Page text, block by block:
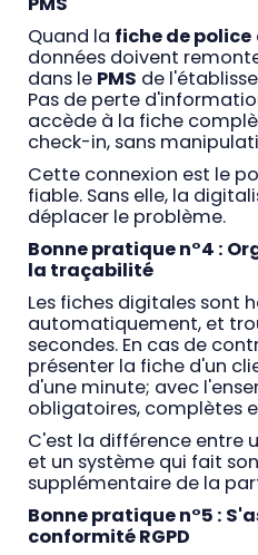
Quand la fiche de police
données doivent
dans le PMS de
Pas de perte
accède à la fiche
check-in, sans
Cette connexion est le
fiable. Sans elle, la
déplacer le problème.
Bonne pratique n°4 :
la traçabilité
Les fiches digitales sont
automatiquement, et
secondes. En cas de
présenter la fiche d'un
d'une minute; avec
obligatoires, complètes
C'est la différence entre
et un système qui fait
supplémentaire de la
Bonne pratique n°5 :
conformité RGPD